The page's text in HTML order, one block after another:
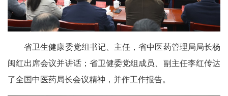
省卫生健康委党组书记、主任，省中医药管理局局长杨
闽红出席会议并讲话；省卫健委党组成员、副主任李红传达
了全国中医药局长会议精神，并作工作报告。